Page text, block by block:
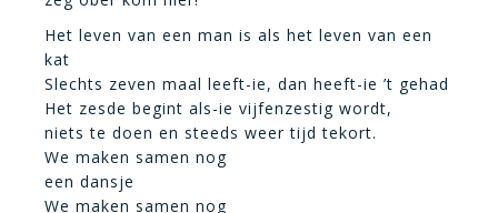
Het leven van een man is als het leven van een
kat
Slechts zeven maal leeft-ie, dan heeft-ie ’t gehad
Het zesde begint als-ie vijfenzestig wordt,
niets te doen en steeds weer tijd tekort.
We maken samen nog
een dansje
We maken samen nog